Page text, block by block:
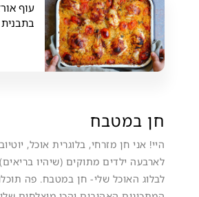
חן במטבח
היי! אני חן מזרחי, בלוגרית אוכל,
לארבעה ילדים מתוקים (שיהיו
לבלוג האוכל שלי- חן במטבח. פה
עוף